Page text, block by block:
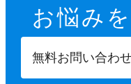
お悩みを
無料お問い合わ